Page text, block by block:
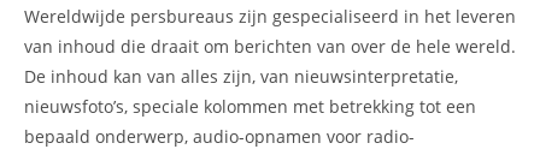
Wereldwijde persbureaus zijn gespecialiseerd in het leveren
van inhoud die draait om berichten van over de hele wereld.
De inhoud kan van alles zijn, van nieuwsinterpretatie,
nieuwsfoto’s, speciale kolommen met betrekking tot een
bepaald onderwerp, audio-opnamen voor radio-